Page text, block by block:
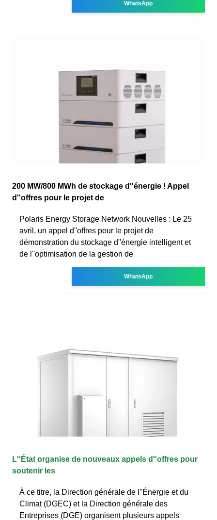
WhatsApp
200 MW/800 MWh de stockage d''énergie ! Appel
d''offres pour le projet de
Polaris Energy Storage Network Nouvelles : Le 25
avril, un appel d''offres pour le projet de
démonstration du stockage d''énergie intelligent et
de l''optimisation de la gestion de
WhatsApp
L''État organise de nouveaux appels d''offres pour
soutenir les
À ce titre, la Direction générale de l''Énergie et du
Climat (DGEC) et la Direction générale des
Entreprises (DGE) organisent plusieurs appels